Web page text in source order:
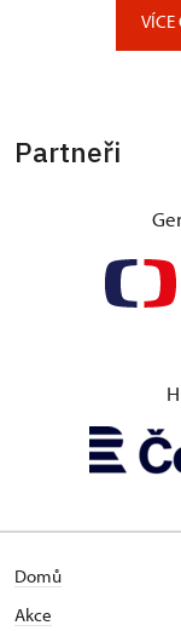
VÍCE
Partneři
Domů
Akce